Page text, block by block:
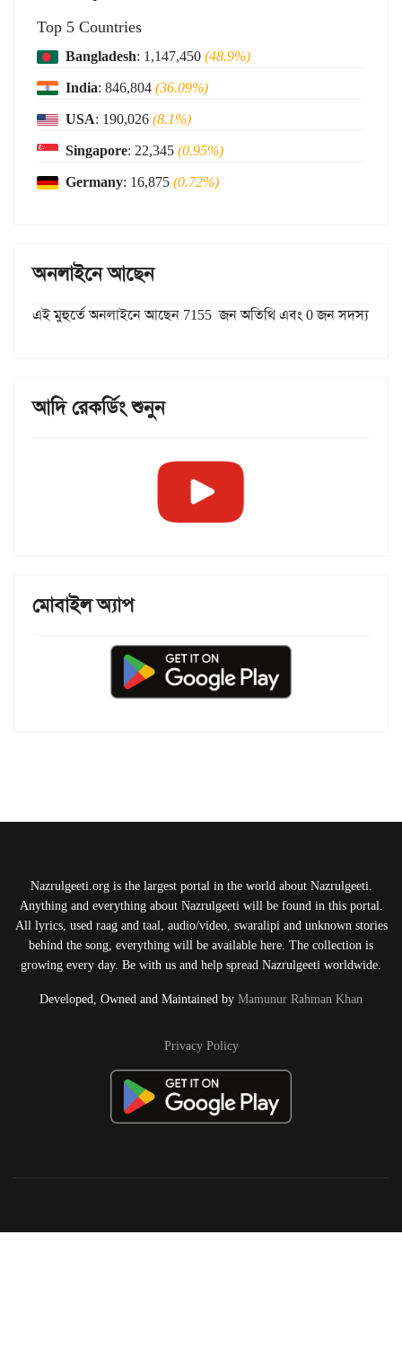
Top 5 Countries
Bangladesh: 1,147,450(48.9%)
India: 846,804(36.09%)
USA: 190,026(8.1%)
Singapore: 22,345(0.95%)
Germany: 16,875(0.72%)
অনলাইনে আছেন
এই মুহুর্তে অনলাইনে আছেন 7155 জন অতিথি এবং 0 জন সদস্য
আদি রেকর্ডিং শুনুন
মোবাইল অ্যাপ
Nazrulgeeti.org is the largest portal in the world about Nazrulgeeti.
Anything and everything about Nazrulgeeti will be found in this portal.
All lyrics, used raag and taal, audio/video, swaralipi and unknown stories
behind the song, everything will be available here. The collection is
growing every day. Be with us and help spread Nazrulgeeti worldwide.
Developed, Owned and Maintained by Mamunur Rahman Khan
Privacy Policy